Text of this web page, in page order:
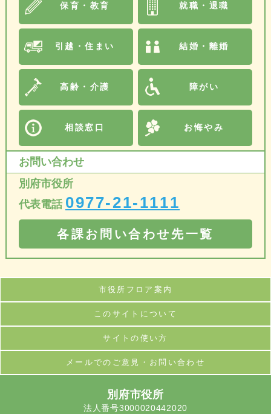
保育・教育 就職・退職
引越・住まい 結婚・離婚
高齢・介護 障がい
相談窓口 お悔やみ
お問い合わせ
別府市役所
代表電話 0977-21-1111
各課お問い合わせ先一覧
市役所フロア案内
このサイトについて
サイトの使い方
メールでのご意見・お問い合わせ
別府市役所
法人番号3000020442020